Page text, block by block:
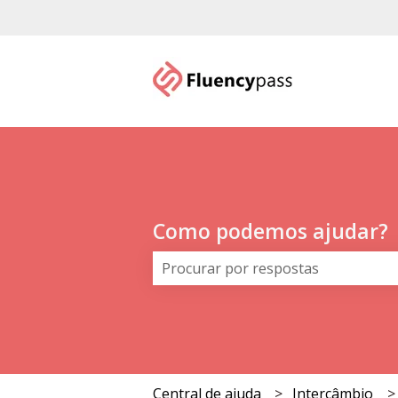
Como podemos ajudar?
Central de ajuda Intercâmbio